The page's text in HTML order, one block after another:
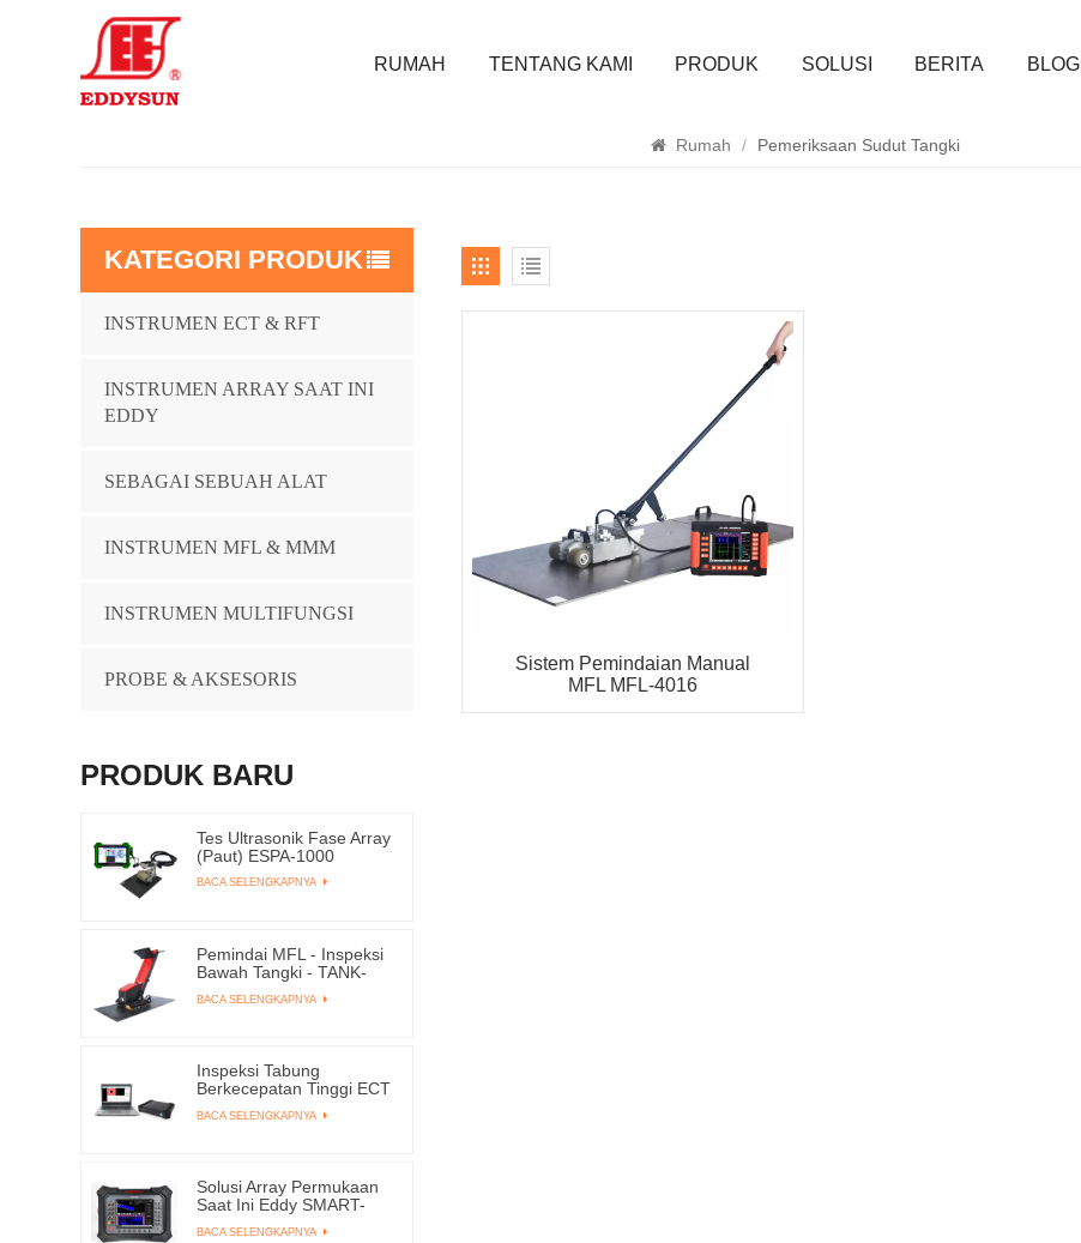
RUMAH TENTANG KAMI PRODUK SOLUSI BERITA BLOG
MENCARI
Rumah / Pemeriksaan Sudut Tangki
Sistem Pemindaian Manual
MFL MFL-4016
KATEGORI PRODUK
INSTRUMEN ECT & RFT
INSTRUMEN ARRAY SAAT INI
EDDY
SEBAGAI SEBUAH ALAT
INSTRUMEN MFL & MMM
INSTRUMEN MULTIFUNGSI
PROBE & AKSESORIS
PRODUK BARU
Tes Ultrasonik Fase Array
(Paut) ESPA-1000
BACA SELENGKAPNYA
Pemindai MFL - Inspeksi
Bawah Tangki - TANK-
BACA SELENGKAPNYA
Inspeksi Tabung
Berkecepatan Tinggi ECT
BACA SELENGKAPNYA
Solusi Array Permukaan
Saat Ini Eddy SMART-
BACA SELENGKAPNYA